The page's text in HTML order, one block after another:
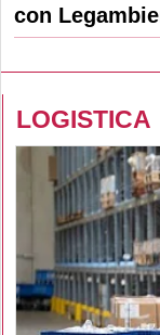
con
LOGISTICA